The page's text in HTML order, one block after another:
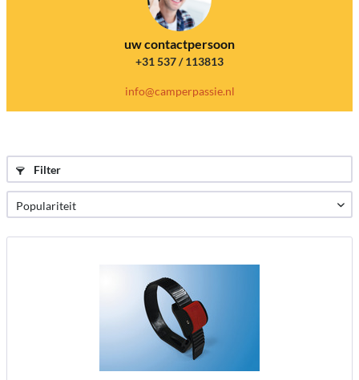
uw contactpersoon
+31 537 / 113813
info@camperpassie.nl
Filter